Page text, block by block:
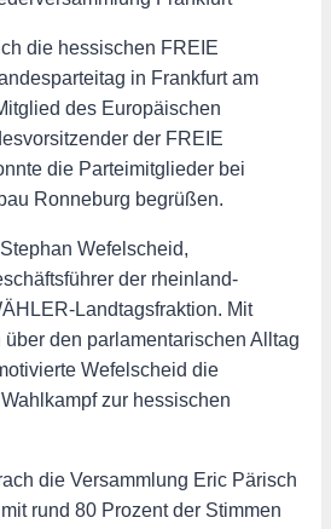
die hessischen FREIE
in Frankfurt am
des Europäischen
der FREIE
die Parteimitglieder bei
Ronneburg begrüßen.
Wefelscheid,
der rheinland-
Landtagsfraktion. Mit
den parlamentarischen Alltag
Wefelscheid die
zur hessischen
die Versammlung Eric Pärisch
rund 80 Prozent der Stimmen